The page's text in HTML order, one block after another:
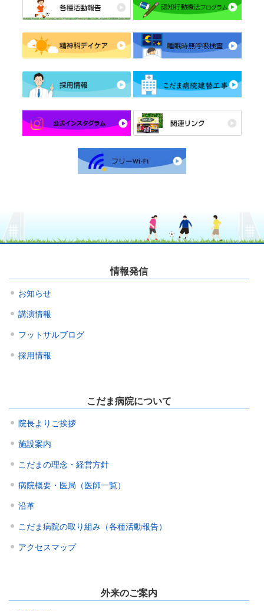
情報発信
お知らせ
講演情報
フットサルブログ
採用情報
こだま病院について
院長よりご挨拶
施設案内
こだまの理念・経営方針
病院概要・医局（医師一覧）
沿革
こだま病院の取り組み（各種活動報告）
アクセスマップ
外来のご案内